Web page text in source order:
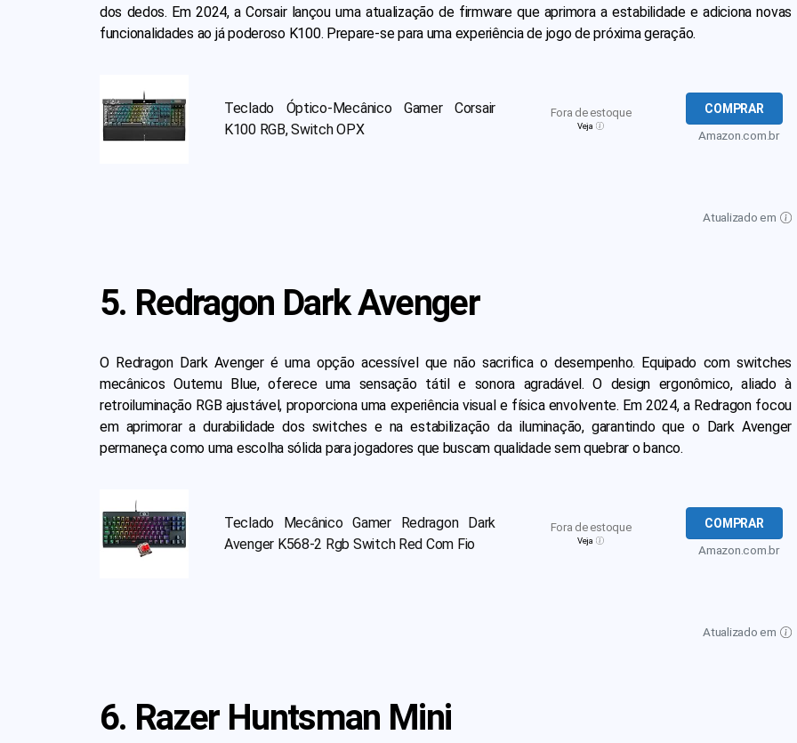
dos dedos. Em 2024, a Corsair lançou uma atualização de firmware que aprimora a estabilidade e adiciona novas
funcionalidades ao já poderoso K100. Prepare-se para uma experiência de jogo de próxima geração.
Teclado Óptico-Mecânico Gamer Corsair
K100 RGB, Switch OPX
Fora de estoque
Veja
COMPRAR
Amazon.com.br
Atualizado em
5. Redragon Dark Avenger
O Redragon Dark Avenger é uma opção acessível que não sacrifica o desempenho. Equipado com switches
mecânicos Outemu Blue, oferece uma sensação tátil e sonora agradável. O design ergonômico, aliado à
retroiluminação RGB ajustável, proporciona uma experiência visual e física envolvente. Em 2024, a Redragon focou
em aprimorar a durabilidade dos switches e na estabilização da iluminação, garantindo que o Dark Avenger
permaneça como uma escolha sólida para jogadores que buscam qualidade sem quebrar o banco.
Teclado Mecânico Gamer Redragon Dark
Avenger K568-2 Rgb Switch Red Com Fio
Fora de estoque
Veja
COMPRAR
Amazon.com.br
Atualizado em
6. Razer Huntsman Mini